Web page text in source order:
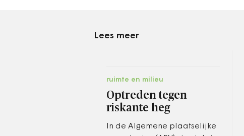
Lees meer
ruimte en milieu
Optreden tegen
riskante heg
In de Algemene plaatselijke